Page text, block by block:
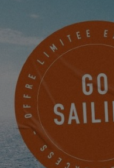
JE
GLOBE
Cartagena